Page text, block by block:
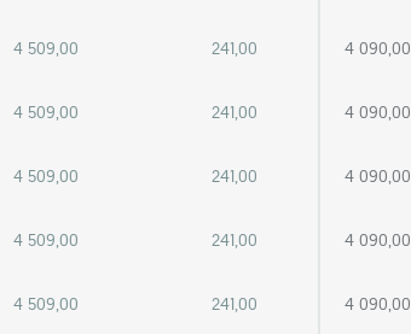
4 509,00 241,00 4 090,00
4 509,00 241,00 4 090,00
4 509,00 241,00 4 090,00
4 509,00 241,00 4 090,00
4 509,00 241,00 4 090,00